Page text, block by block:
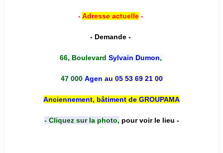
-Adresse actuelle-
- Demande -
66, Boulevard Sylvain Dumon,
47 000 Agen au 05 53 69 21 00
Anciennement, bâtiment de GROUPAMA
- Cliquez sur la photo, pour voir le lieu -